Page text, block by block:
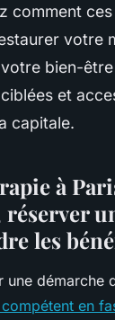
comment
votre
bien-
et
capitale.
à
les
une démarche
en